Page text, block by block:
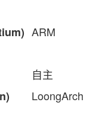
ARM
自主
LoongArch